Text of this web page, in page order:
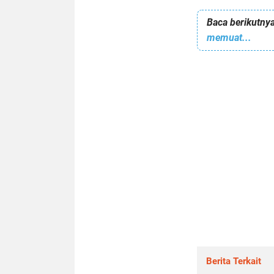
Baca
memuat...
Berita Terkait